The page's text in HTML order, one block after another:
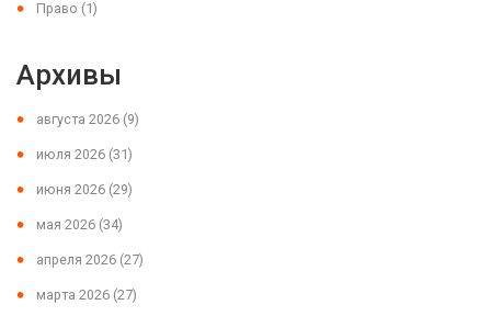
Право (1)
Архивы
августа 2026 (9)
июля 2026 (31)
июня 2026 (29)
мая 2026 (34)
апреля 2026 (27)
марта 2026 (27)